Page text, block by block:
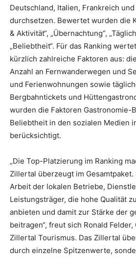
Deutschland, Italien, Frankreich
durchsetzen. Bewertet wurden die
& Aktivität“, „Übernachtung“,
„Beliebtheit“. Für das Ranking
kürzlich zahlreiche Faktoren aus:
Anzahl an Fernwanderwegen und
und Ferienwohnungen sowie
Bergbahntickets und
wurden die Faktoren Gastronomie-
Beliebtheit in den sozialen Medien
berücksichtigt.
„Die Top-Platzierung im Ranking
Zillertal überzeugt im
Arbeit der lokalen Betriebe,
Leistungsträger, die hohe Qualität
anbieten und damit zur Stärke der
beitragen“, freut sich Ronald
Zillertal Tourismus. Das Zillertal
durch einzelne Spitzenwerte,